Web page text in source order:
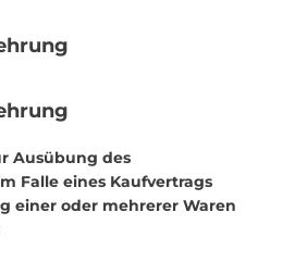
Ausübung des
Falle eines Kaufvertrags
einer oder mehrerer Waren